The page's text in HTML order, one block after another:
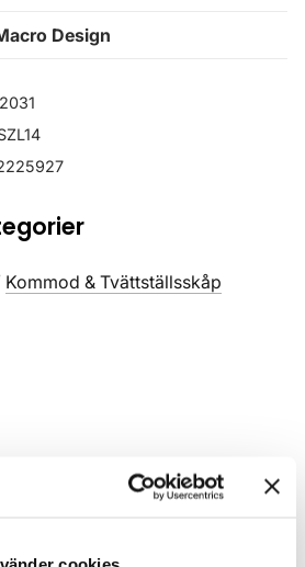
Design
Kommod & Tvättställsskåp
produkter